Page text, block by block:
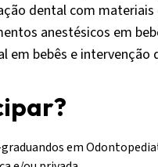
dental com materiais
anestésicos em
em bebês e
em